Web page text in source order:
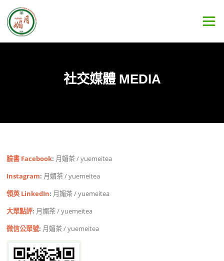
content
Menu
社交媒體 MEDIA
臉書 Facebook: 月媚茶 / yuemeitea
Instagram: 月媚茶 / yuemeitea
領英 LinkedIn: 月媚茶 / yuemeitea
大眾點評: 月媚茶 / yuemeitea
微信公眾號: 月媚茶 / yuemeitea